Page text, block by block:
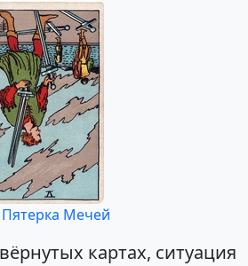
Пятерка Мечей
картах, ситуация